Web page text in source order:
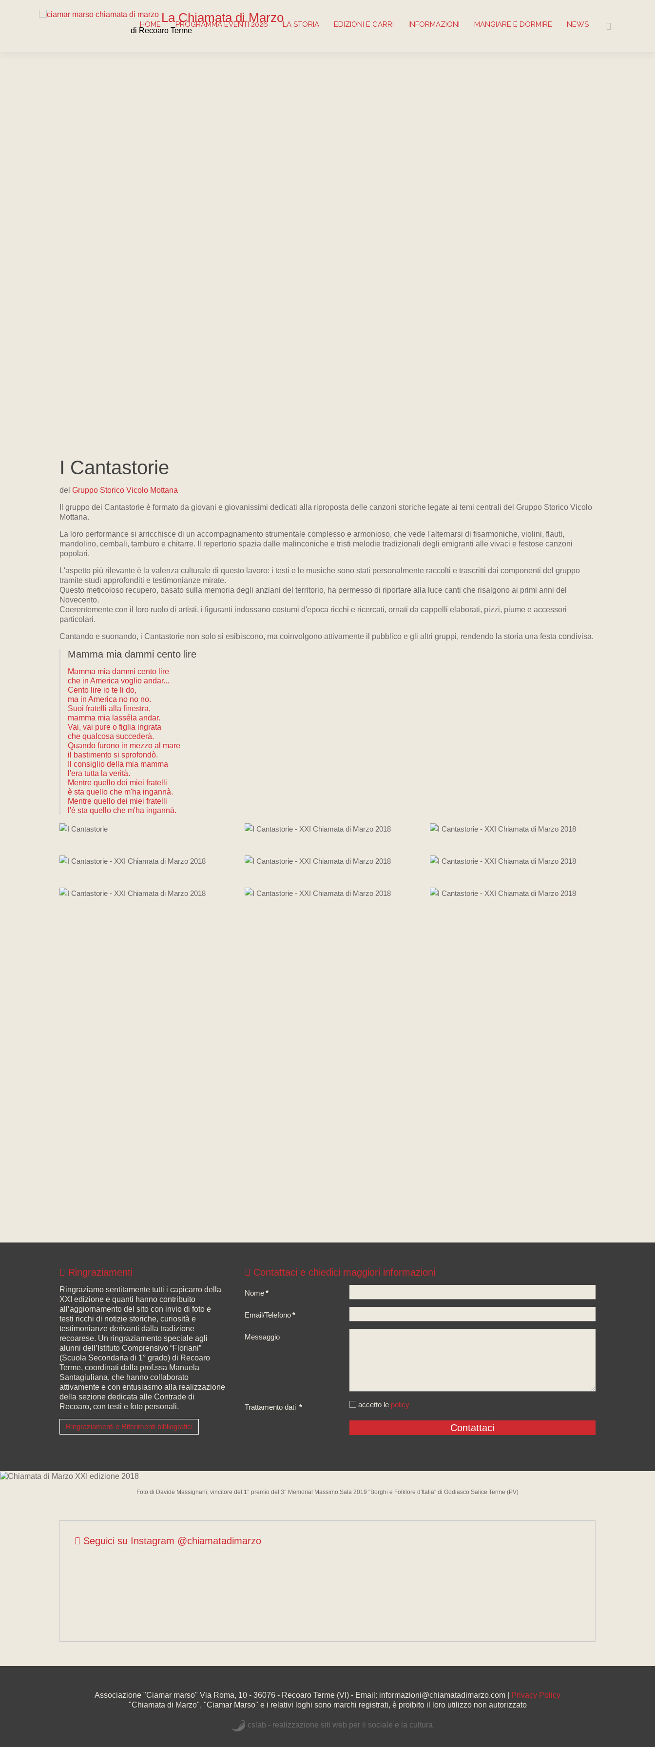
La Chiamata di Marzo
di Recoaro Terme
HOME PROGRAMMA EVENTI 2026 LA STORIA EDIZIONI E CARRI INFORMAZIONI MANGIARE E DORMIRE NEWS
I Cantastorie
del Gruppo Storico Vicolo Mottana
Il gruppo dei Cantastorie è formato da giovani e giovanissimi dedicati alla riproposta delle canzoni storiche legate ai temi centrali del Gruppo Storico Vicolo
Mottana.
La loro performance si arricchisce di un accompagnamento strumentale complesso e armonioso, che vede l'alternarsi di fisarmoniche, violini, flauti,
mandolino, cembali, tamburo e chitarre. Il repertorio spazia dalle malinconiche e tristi melodie tradizionali degli emigranti alle vivaci e festose canzoni
popolari.
L'aspetto più rilevante è la valenza culturale di questo lavoro: i testi e le musiche sono stati personalmente raccolti e trascritti dai componenti del gruppo
tramite studi approfonditi e testimonianze mirate.
Questo meticoloso recupero, basato sulla memoria degli anziani del territorio, ha permesso di riportare alla luce canti che risalgono ai primi anni del
Novecento.
Coerentemente con il loro ruolo di artisti, i figuranti indossano costumi d'epoca ricchi e ricercati, ornati da cappelli elaborati, pizzi, piume e accessori
particolari.
Cantando e suonando, i Cantastorie non solo si esibiscono, ma coinvolgono attivamente il pubblico e gli altri gruppi, rendendo la storia una festa condivisa.
Mamma mia dammi cento lire
Mamma mia dammi cento lire
che in America voglio andar...
Cento lire io te li do,
ma in America no no no.
Suoi fratelli alla finestra,
mamma mia lasséla andar.
Vai, vai pure o figlia ingrata
che qualcosa succederà.
Quando furono in mezzo al mare
il bastimento si sprofondò.
Il consiglio della mia mamma
l'era tutta la verità.
Mentre quello dei miei fratelli
è sta quello che m'ha ingannà.
Mentre quello dei miei fratelli
l'è sta quello che m'ha ingannà.
Ringraziamenti
Ringraziamo sentitamente tutti i capicarro della
XXI edizione e quanti hanno contribuito
all’aggiornamento del sito con invio di foto e
testi ricchi di notizie storiche, curiosità e
testimonianze derivanti dalla tradizione
recoarese. Un ringraziamento speciale agli
alunni dell’Istituto Comprensivo “Floriani”
(Scuola Secondaria di 1° grado) di Recoaro
Terme, coordinati dalla prof.ssa Manuela
Santagiuliana, che hanno collaborato
attivamente e con entusiasmo alla realizzazione
della sezione dedicata alle Contrade di
Recoaro, con testi e foto personali.
Ringraziamenti e Riferimenti bibliografici
Contattaci e chiedici maggiori informazioni
Nome*
Email/Telefono*
Messaggio
Trattamento dati * accetto le policy
Foto di Davide Massignani, vincitore del 1° premio del 3° Memorial Massimo Sala 2019 "Borghi e Folklore d'Italia" di Godiasco Salice Terme (PV)
Seguici su Instagram @chiamatadimarzo
Associazione "Ciamar marso" Via Roma, 10 - 36076 - Recoaro Terme (VI) - Email: informazioni@chiamatadimarzo.com |
Privacy Policy
"Chiamata di Marzo", "Ciamar Marso" e i relativi loghi sono marchi registrati, è proibito il loro utilizzo non autorizzato
cslab - realizzazione siti web per il sociale e la cultura